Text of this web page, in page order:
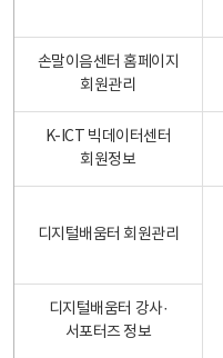
손말이음센터 홈페이지
회원관리
K-ICT 빅데이터센터
회원정보
디지털배움터 회원관리
디지털배움터 강사·
서포터즈 정보